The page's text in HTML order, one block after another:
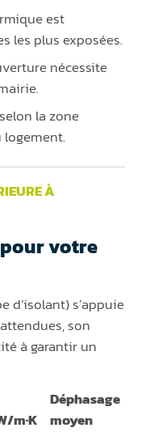
est
les plus exposées.
nécessite
la zone
À
votre
d’isolant) s’appuie
son
à garantir un
m·K
Déphasage
moyen